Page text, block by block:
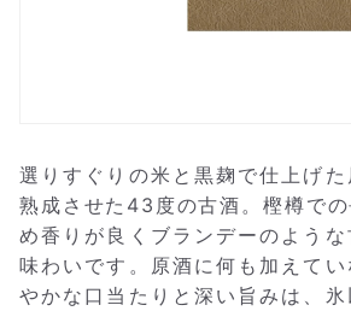
選りすぐりの米と黒麹で仕上げ
熟成させた43度の古酒。樫樽で
め香りが良くブランデーのよう
味わいです。原酒に何も加えて
やかな口当たりと深い旨みは、